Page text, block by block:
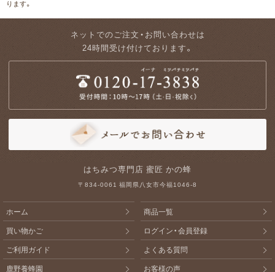
ります。
ネットでのご注文・お問い合わせは
24時間受け付けております。
はちみつ専門店 蜜匠 かの蜂
〒834-0061 福岡県八女市今福1046-8
ホーム
商品一覧
買い物かご
ログイン・会員登録
ご利用ガイド
よくある質問
鹿野養蜂園
お客様の声